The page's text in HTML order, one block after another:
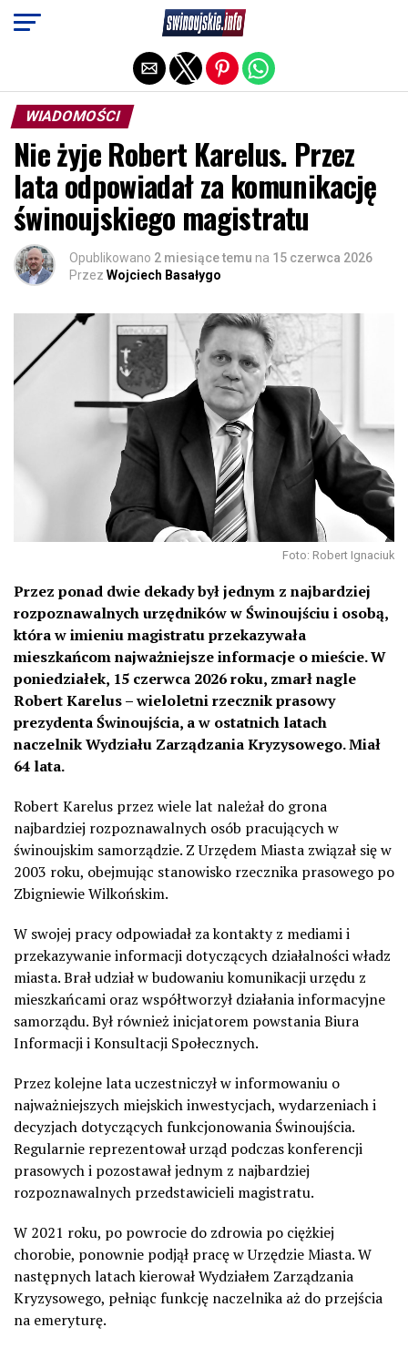
WIADOMOŚCI
Nie żyje Robert Karelus. Przez
lata odpowiadał za komunikację
świnoujskiego magistratu
Opublikowano 2 miesiące temu na 15 czerwca 2026
Przez Wojciech Basałygo
Foto: Robert Ignaciuk
Przez ponad dwie dekady był jednym z najbardziej
rozpoznawalnych urzędników w Świnoujściu i osobą,
która w imieniu magistratu przekazywała
mieszkańcom najważniejsze informacje o mieście. W
poniedziałek, 15 czerwca 2026 roku, zmarł nagle
Robert Karelus – wieloletni rzecznik prasowy
prezydenta Świnoujścia, a w ostatnich latach
naczelnik Wydziału Zarządzania Kryzysowego. Miał
64 lata.
Robert Karelus przez wiele lat należał do grona
najbardziej rozpoznawalnych osób pracujących w
świnoujskim samorządzie. Z Urzędem Miasta związał się w
2003 roku, obejmując stanowisko rzecznika prasowego po
Zbigniewie Wilkońskim.
W swojej pracy odpowiadał za kontakty z mediami i
przekazywanie informacji dotyczących działalności władz
miasta. Brał udział w budowaniu komunikacji urzędu z
mieszkańcami oraz współtworzył działania informacyjne
samorządu. Był również inicjatorem powstania Biura
Informacji i Konsultacji Społecznych.
Przez kolejne lata uczestniczył w informowaniu o
najważniejszych miejskich inwestycjach, wydarzeniach i
decyzjach dotyczących funkcjonowania Świnoujścia.
Regularnie reprezentował urząd podczas konferencji
prasowych i pozostawał jednym z najbardziej
rozpoznawalnych przedstawicieli magistratu.
W 2021 roku, po powrocie do zdrowia po ciężkiej
chorobie, ponownie podjął pracę w Urzędzie Miasta. W
następnych latach kierował Wydziałem Zarządzania
Kryzysowego, pełniąc funkcję naczelnika aż do przejścia
na emeryturę.
Exit mobile version